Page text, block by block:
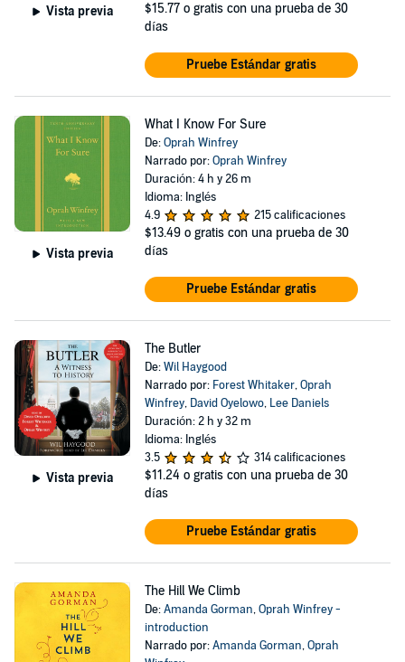
Vista previa $15.77 o gratis con una prueba de 30
días
Pruebe Estándar gratis
Vista previa
What I Know For Sure
De:Oprah Winfrey
Narrado por:Oprah Winfrey
Duración: 4 h y 26 m
Idioma: Inglés
4.9
215 calificaciones
$13.49 o gratis con una prueba de 30
días
Pruebe Estándar gratis
Vista previa
The Butler
De:Wil Haygood
Narrado por: Forest Whitaker,Oprah
Winfrey, David Oyelowo, Lee Daniels
Duración: 2 h y 32 m
Idioma: Inglés
3.5
314 calificaciones
$11.24 o gratis con una prueba de 30
días
Pruebe Estándar gratis
The Hill We Climb
De:Amanda Gorman,Oprah Winfrey -
introduction
Narrado por:Amanda Gorman,Oprah